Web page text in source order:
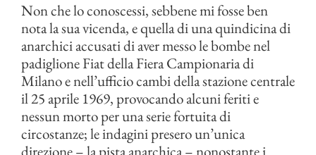
Non che lo conoscessi, sebbene mi fosse ben
nota la sua vicenda, e quella di una quindicina di
anarchici accusati di aver messo le bombe nel
padiglione Fiat della Fiera Campionaria di
Milano e nell’ufficio cambi della stazione centrale
il 25 aprile 1969, provocando alcuni feriti e
nessun morto per una serie fortuita di
circostanze; le indagini presero un’unica
direzione – la pista anarchica – nonostante i